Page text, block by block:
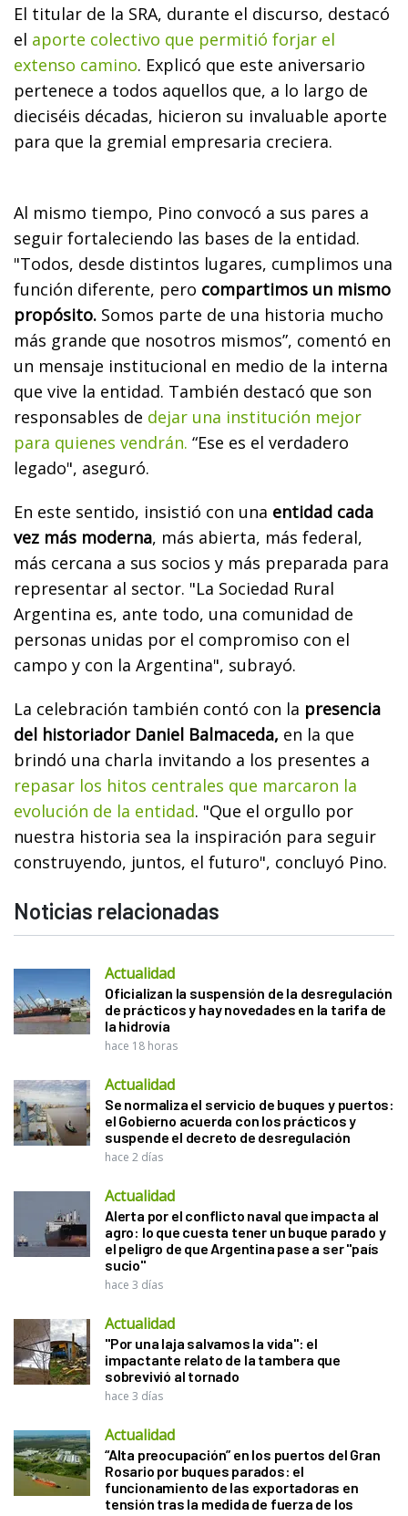
El titular de la SRA, durante el discurso, destacó
el aporte colectivo que permitió forjar el
extenso camino. Explicó que este aniversario
pertenece a todos aquellos que, a lo largo de
dieciséis décadas, hicieron su invaluable aporte
para que la gremial empresaria creciera.
Al mismo tiempo, Pino convocó a sus pares a
seguir fortaleciendo las bases de la entidad.
"Todos, desde distintos lugares, cumplimos una
función diferente, pero compartimos un mismo
propósito. Somos parte de una historia mucho
más grande que nosotros mismos”, comentó en
un mensaje institucional en medio de la interna
que vive la entidad. También destacó que son
responsables de dejar una institución mejor
para quienes vendrán. “Ese es el verdadero
legado", aseguró.
En este sentido, insistió con una entidad cada
vez más moderna, más abierta, más federal,
más cercana a sus socios y más preparada para
representar al sector. "La Sociedad Rural
Argentina es, ante todo, una comunidad de
personas unidas por el compromiso con el
campo y con la Argentina", subrayó.
La celebración también contó con la presencia
del historiador Daniel Balmaceda, en la que
brindó una charla invitando a los presentes a
repasar los hitos centrales que marcaron la
evolución de la entidad. "Que el orgullo por
nuestra historia sea la inspiración para seguir
construyendo, juntos, el futuro", concluyó Pino.
Noticias relacionadas
Actualidad
Oficializan la suspensión de la desregulación
de prácticos y hay novedades en la tarifa de
la hidrovía
hace 18 horas
Actualidad
Se normaliza el servicio de buques y puertos:
el Gobierno acuerda con los prácticos y
suspende el decreto de desregulación
hace 2 días
Actualidad
Alerta por el conflicto naval que impacta al
agro: lo que cuesta tener un buque parado y
el peligro de que Argentina pase a ser "país
sucio"
hace 3 días
Actualidad
"Por una laja salvamos la vida": el
impactante relato de la tambera que
sobrevivió al tornado
hace 3 días
Actualidad
“Alta preocupación” en los puertos del Gran
Rosario por buques parados: el
funcionamiento de las exportadoras en
tensión tras la medida de fuerza de los